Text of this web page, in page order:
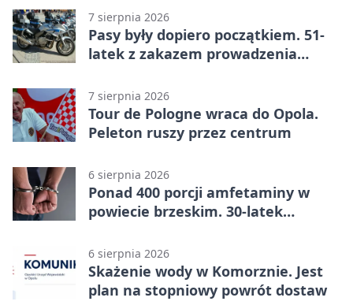
7 sierpnia 2026
Pasy były dopiero początkiem. 51-
latek z zakazem prowadzenia
7 sierpnia 2026
Tour de Pologne wraca do Opola.
Peleton ruszy przez centrum
6 sierpnia 2026
Ponad 400 porcji amfetaminy w
powiecie brzeskim. 30-latek
6 sierpnia 2026
Skażenie wody w Komorznie. Jest
plan na stopniowy powrót dostaw